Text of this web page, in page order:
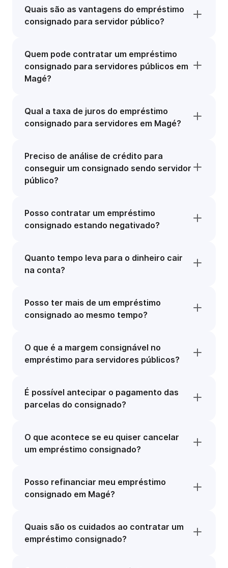
Quais são as vantagens do empréstimo
consignado para servidor público?
Quem pode contratar um empréstimo
consignado para servidores públicos em
Magé?
Qual a taxa de juros do empréstimo
consignado para servidores em Magé?
Preciso de análise de crédito para
conseguir um consignado sendo servidor
público?
Posso contratar um empréstimo
consignado estando negativado?
Quanto tempo leva para o dinheiro cair
na conta?
Posso ter mais de um empréstimo
consignado ao mesmo tempo?
O que é a margem consignável no
empréstimo para servidores públicos?
É possível antecipar o pagamento das
parcelas do consignado?
O que acontece se eu quiser cancelar
um empréstimo consignado?
Posso refinanciar meu empréstimo
consignado em Magé?
Quais são os cuidados ao contratar um
empréstimo consignado?